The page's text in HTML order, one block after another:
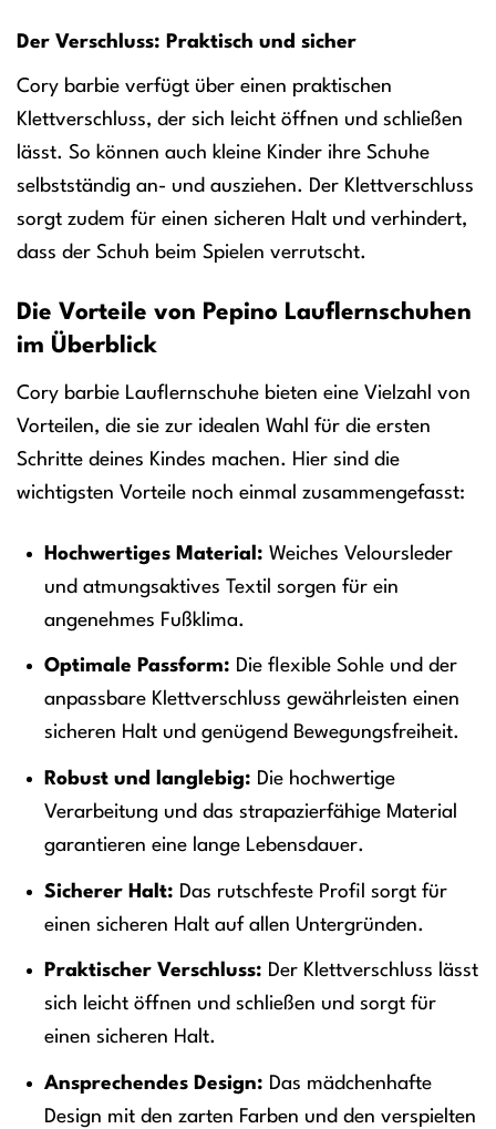
Der Verschluss: Praktisch und sicher
Cory barbie verfügt über einen praktischen
Klettverschluss, der sich leicht öffnen und schließen
lässt. So können auch kleine Kinder ihre Schuhe
selbstständig an- und ausziehen. Der Klettverschluss
sorgt zudem für einen sicheren Halt und verhindert,
dass der Schuh beim Spielen verrutscht.
Die Vorteile von Pepino Lauflernschuhen
im Überblick
Cory barbie Lauflernschuhe bieten eine Vielzahl von
Vorteilen, die sie zur idealen Wahl für die ersten
Schritte deines Kindes machen. Hier sind die
wichtigsten Vorteile noch einmal zusammengefasst:
Hochwertiges Material: Weiches Veloursleder
und atmungsaktives Textil sorgen für ein
angenehmes Fußklima.
Optimale Passform: Die flexible Sohle und der
anpassbare Klettverschluss gewährleisten einen
sicheren Halt und genügend Bewegungsfreiheit.
Robust und langlebig: Die hochwertige
Verarbeitung und das strapazierfähige Material
garantieren eine lange Lebensdauer.
Sicherer Halt: Das rutschfeste Profil sorgt für
einen sicheren Halt auf allen Untergründen.
Praktischer Verschluss: Der Klettverschluss lässt
sich leicht öffnen und schließen und sorgt für
einen sicheren Halt.
Ansprechendes Design: Das mädchenhafte
Design mit den zarten Farben und den verspielten